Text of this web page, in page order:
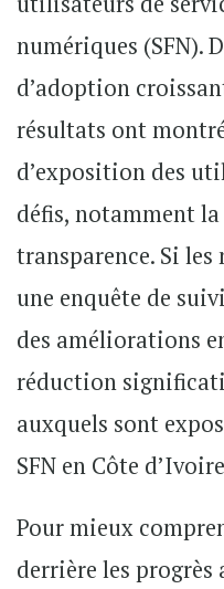
numériques (SFN).
d’adoption
résultats ont
d’exposition des
défis, notamment
transparence. Si les
une enquête de
des améliorations
réduction
auxquels sont
SFN en Côte
Pour mieux
derrière les progrès